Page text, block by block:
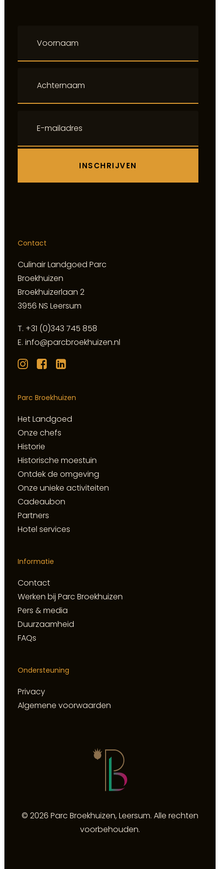
Contact
Culinair Landgoed Parc
Broekhuizen
Broekhuizerlaan 2
3956 NS Leersum
T. +31 (0)343 745 858
E. info@parcbroekhuizen.nl
Parc Broekhuizen
Het Landgoed
Onze chefs
Historie
Historische moestuin
Ontdek de omgeving
Onze unieke activiteiten
Cadeaubon
Partners
Hotel services
Informatie
Contact
Werken bij Parc Broekhuizen
Pers & media
Duurzaamheid
FAQs
Ondersteuning
Privacy
Algemene voorwaarden
© 2026 Parc Broekhuizen, Leersum. Alle rechten
voorbehouden.